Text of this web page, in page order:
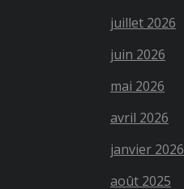
juillet 2026
juin 2026
mai 2026
avril 2026
janvier 2026
août 2025